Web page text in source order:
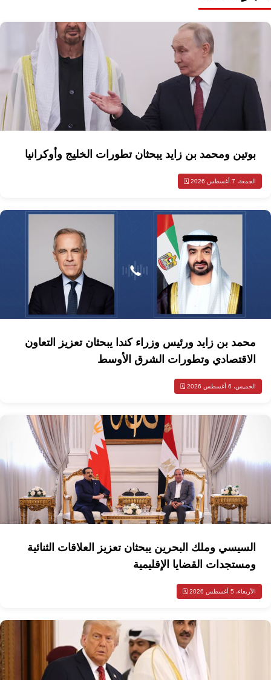
بوتين ومحمد بن زايد يبحثان تطورات الخليج وأوكرانيا
الجمعة، 7 أغسطس 2026 🗓️
محمد بن زايد ورئيس وزراء كندا يبحثان تعزيز التعاون
الاقتصادي وتطورات الشرق الأوسط
الخميس، 6 أغسطس 2026 🗓️
السيسي وملك البحرين يبحثان تعزيز العلاقات الثنائية
ومستجدات القضايا الإقليمية
الأربعاء، 5 أغسطس 2026 🗓️